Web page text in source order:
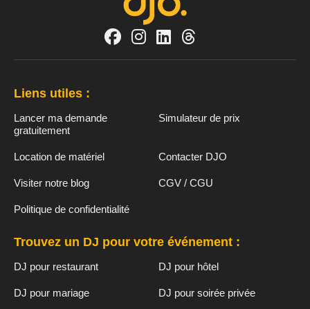
Liens utiles :
Lancer ma demande
gratuitement
Simulateur de prix
Location de matériel Contacter DJO
Visiter notre blog CGV / CGU
Politique de confidentialité
Trouvez un DJ pour votre événement :
DJ pour restaurant DJ pour hôtel
DJ pour mariage DJ pour soirée privée